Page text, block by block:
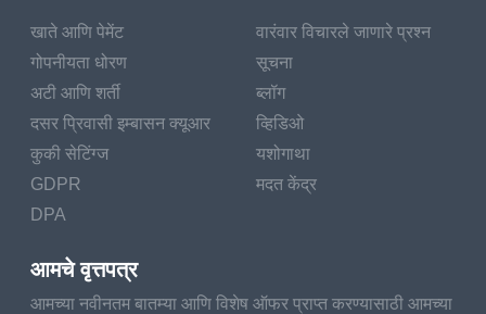
खाते आणि पेमेंट
गोपनीयता धोरण
अटी आणि शर्ती
दसर प्रिवासी इम्बासन क्यूआर
कुकी सेटिंग्ज
GDPR
DPA
वारंवार विचारले जाणारे प्रश्न
सूचना
ब्लॉग
व्हिडिओ
यशोगाथा
मदत केंद्र
आमचे वृत्तपत्र
आमच्या नवीनतम बातम्या आणि विशेष ऑफर प्राप्त करण्यासाठी आमच्या